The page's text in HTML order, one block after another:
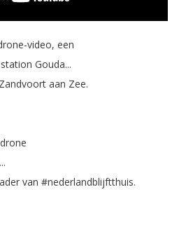
video, een
station Gouda...
Zandvoort aan Zee.
drone
...
van #nederlandblijftthuis.